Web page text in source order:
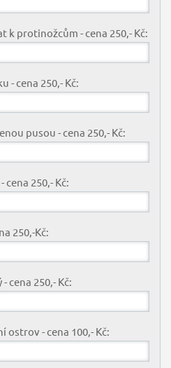
k protinožcům - cena 250,- Kč:
- cena 250,- Kč:
pusou - cena 250,- Kč:
250,- Kč:
250,-Kč:
cena 250,- Kč:
ostrov - cena 100,- Kč: